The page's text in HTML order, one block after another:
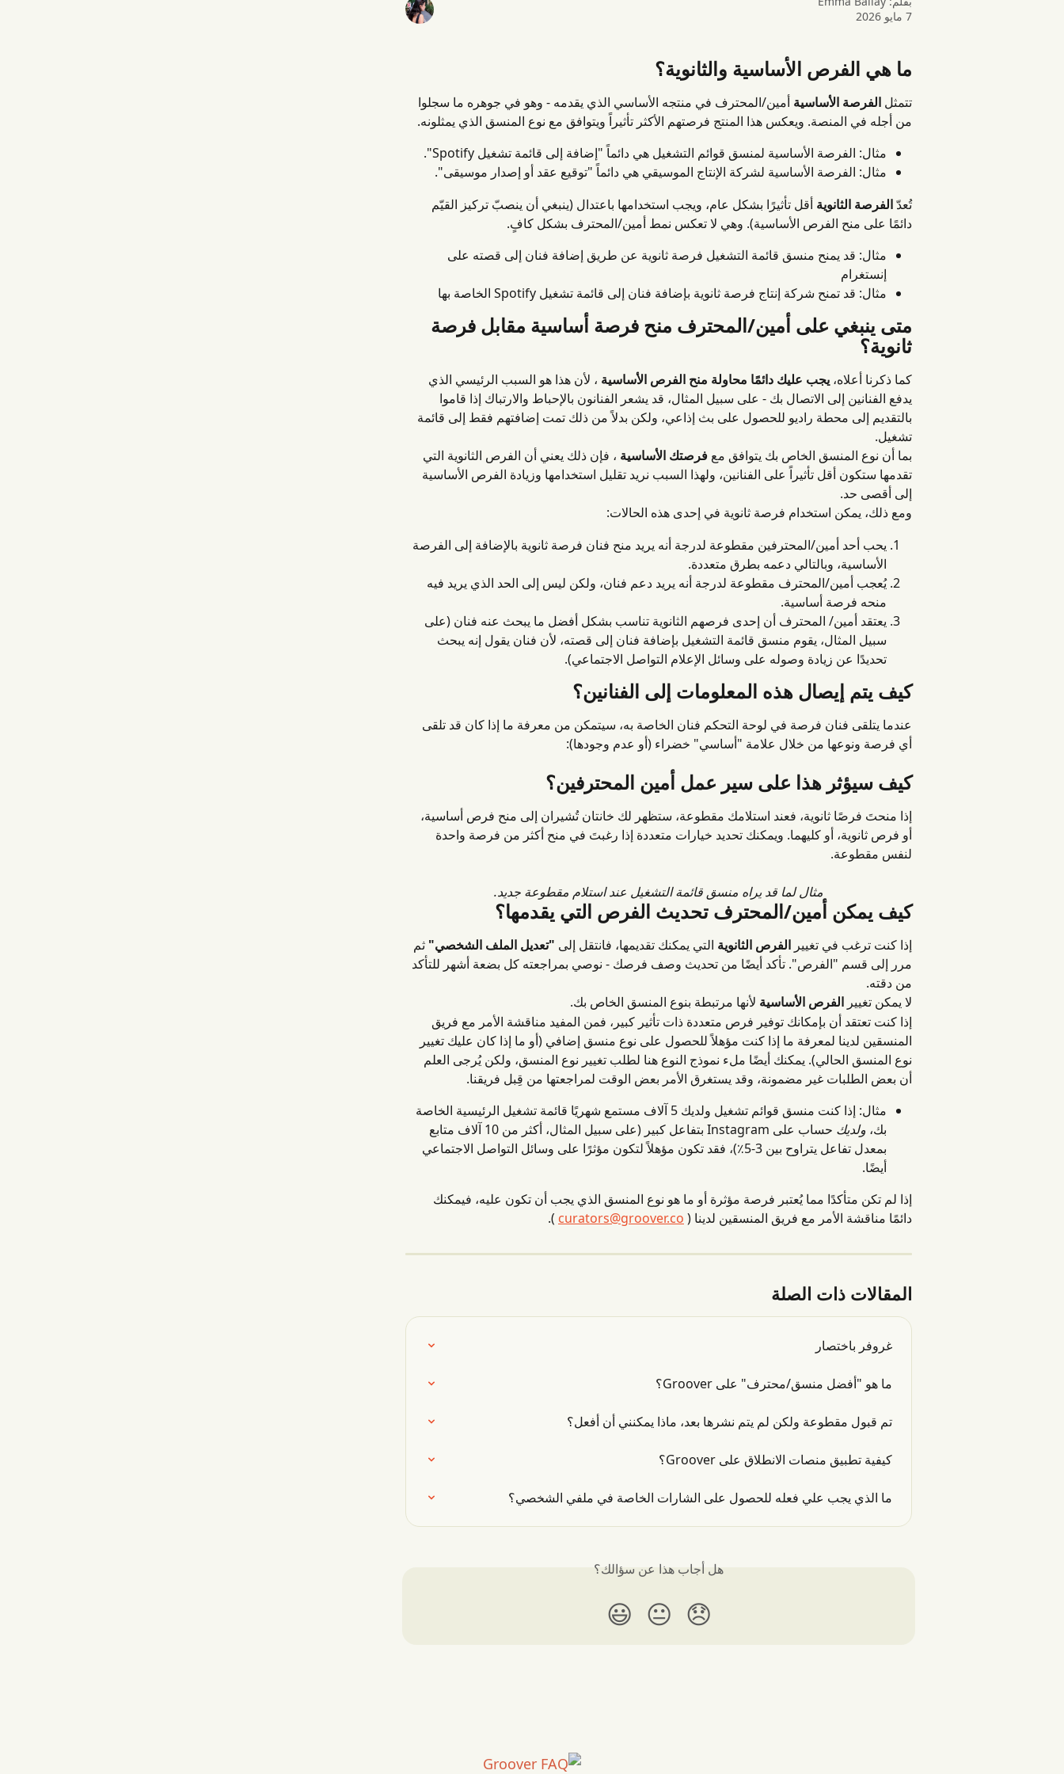
7 مايو 2026
ما هي الفرص الأساسية والثانوية؟
تتمثل الفرصة الأساسية أمين/المحترف في منتجه الأساسي الذي يقدمه - وهو في جوهره ما سجلوا
من أجله في المنصة. ويعكس هذا المنتج فرصتهم الأكثر تأثيراً ويتوافق مع نوع المنسق الذي يمثلونه.
مثال: الفرصة الأساسية لمنسق قوائم التشغيل هي دائماً "إضافة إلى قائمة تشغيل Spotify".
مثال: الفرصة الأساسية لشركة الإنتاج الموسيقي هي دائماً "توقيع عقد أو إصدار موسيقى".
تُعدّ الفرصة الثانوية أقل تأثيرًا بشكل عام، ويجب استخدامها باعتدال (ينبغي أن ينصبّ تركيز القيّم
دائمًا على منح الفرص الأساسية). وهي لا تعكس نمط أمين/المحترف بشكل كافٍ.
مثال: قد يمنح منسق قائمة التشغيل فرصة ثانوية عن طريق إضافة فنان إلى قصته على
إنستغرام
مثال: قد تمنح شركة إنتاج فرصة ثانوية بإضافة فنان إلى قائمة تشغيل Spotify الخاصة بها
متى ينبغي على أمين/المحترف منح فرصة أساسية مقابل فرصة
ثانوية؟
كما ذكرنا أعلاه، يجب عليك دائمًا محاولة منح الفرص الأساسية ، لأن هذا هو السبب الرئيسي الذي
يدفع الفنانين إلى الاتصال بك - على سبيل المثال، قد يشعر الفنانون بالإحباط والارتباك إذا قاموا
بالتقديم إلى محطة راديو للحصول على بث إذاعي، ولكن بدلاً من ذلك تمت إضافتهم فقط إلى قائمة
تشغيل.
بما أن نوع المنسق الخاص بك يتوافق مع فرصتك الأساسية ، فإن ذلك يعني أن الفرص الثانوية التي
تقدمها ستكون أقل تأثيراً على الفنانين، ولهذا السبب نريد تقليل استخدامها وزيادة الفرص الأساسية
إلى أقصى حد.
ومع ذلك، يمكن استخدام فرصة ثانوية في إحدى هذه الحالات:
يحب أحد أمين/المحترفين مقطوعة لدرجة أنه يريد منح فنان فرصة ثانوية بالإضافة إلى الفرصة
الأساسية، وبالتالي دعمه بطرق متعددة.
يُعجب أمين/المحترف مقطوعة لدرجة أنه يريد دعم فنان، ولكن ليس إلى الحد الذي يريد فيه
منحه فرصة أساسية.
يعتقد أمين/ المحترف أن إحدى فرصهم الثانوية تناسب بشكل أفضل ما يبحث عنه فنان (على
سبيل المثال، يقوم منسق قائمة التشغيل بإضافة فنان إلى قصته، لأن فنان يقول إنه يبحث
تحديدًا عن زيادة وصوله على وسائل الإعلام التواصل الاجتماعي).
كيف يتم إيصال هذه المعلومات إلى الفنانين؟
عندما يتلقى فنان فرصة في لوحة التحكم فنان الخاصة به، سيتمكن من معرفة ما إذا كان قد تلقى
أي فرصة ونوعها من خلال علامة "أساسي" خضراء (أو عدم وجودها):
كيف سيؤثر هذا على سير عمل أمين المحترفين؟
إذا منحتَ فرصًا ثانوية، فعند استلامك مقطوعة، ستظهر لك خانتان تُشيران إلى منح فرص أساسية،
أو فرص ثانوية، أو كليهما. ويمكنك تحديد خيارات متعددة إذا رغبتَ في منح أكثر من فرصة واحدة
لنفس مقطوعة.
مثال لما قد يراه منسق قائمة التشغيل عند استلام مقطوعة جديد.
كيف يمكن أمين/المحترف تحديث الفرص التي يقدمها؟
إذا كنت ترغب في تغيير الفرص الثانوية التي يمكنك تقديمها، فانتقل إلى "تعديل الملف الشخصي" ثم
مرر إلى قسم "الفرص". تأكد أيضًا من تحديث وصف فرصك - نوصي بمراجعته كل بضعة أشهر للتأكد
من دقته.
لا يمكن تغيير الفرص الأساسية لأنها مرتبطة بنوع المنسق الخاص بك.
إذا كنت تعتقد أن بإمكانك توفير فرص متعددة ذات تأثير كبير، فمن المفيد مناقشة الأمر مع فريق
المنسقين لدينا لمعرفة ما إذا كنت مؤهلاً للحصول على نوع منسق إضافي (أو ما إذا كان عليك تغيير
نوع المنسق الحالي). يمكنك أيضًا ملء نموذج النوع هنا لطلب تغيير نوع المنسق، ولكن يُرجى العلم
أن بعض الطلبات غير مضمونة، وقد يستغرق الأمر بعض الوقت لمراجعتها من قِبل فريقنا.
مثال: إذا كنت منسق قوائم تشغيل ولديك 5 آلاف مستمع شهريًا قائمة تشغيل الرئيسية الخاصة
بك، ولديك
حساب على Instagram بتفاعل كبير (على سبيل المثال، أكثر من 10 آلاف متابع
بمعدل تفاعل يتراوح بين 3-5٪)، فقد تكون مؤهلاً لتكون مؤثرًا على وسائل التواصل الاجتماعي
أيضًا.
إذا لم تكن متأكدًا مما يُعتبر فرصة مؤثرة أو ما هو نوع المنسق الذي يجب أن تكون عليه، فيمكنك
دائمًا مناقشة الأمر مع فريق المنسقين لدينا ( curators@groover.co
).
المقالات ذات الصلة
غروفر باختصار
ما هو "أفضل منسق/محترف" على Groover؟
تم قبول مقطوعة ولكن لم يتم نشرها بعد، ماذا يمكنني أن أفعل؟
كيفية تطبيق منصات الانطلاق على Groover؟
ما الذي يجب علي فعله للحصول على الشارات الخاصة في ملفي الشخصي؟
هل أجاب هذا عن سؤالك؟
😞
😐
😃